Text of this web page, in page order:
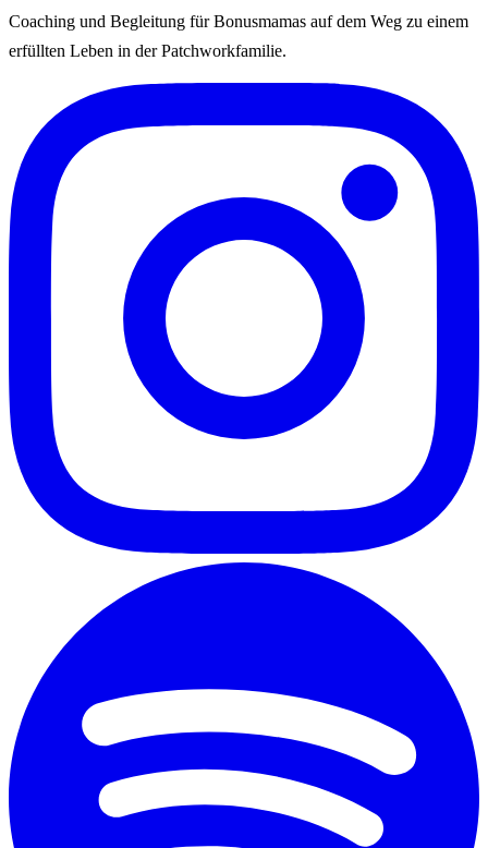
Coaching und Begleitung für Bonusmamas auf dem Weg zu einem
erfüllten Leben in der Patchworkfamilie.